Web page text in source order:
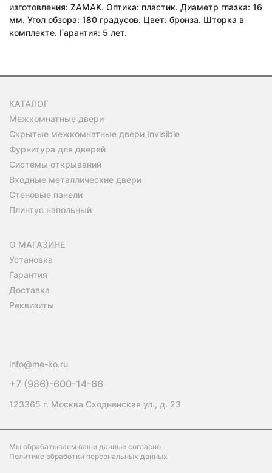
изготовления: ZAMAK. Оптика: пластик. Диаметр глазка: 16
мм. Угол обзора: 180 градусов. Цвет: бронза. Шторка в
комплекте. Гарантия: 5 лет.
КАТАЛОГ
Межкомнатные двери
Скрытые межкомнатные двери Invisible
Фурнитура для дверей
Системы открываний
Входные металлические двери
Стеновые панели
Плинтус напольный
О МАГАЗИНЕ
Установка
Гарантия
Доставка
Реквизиты
info@me-ko.ru
+7 (986)-600-14-66
123365 г. Москва Сходненская ул., д. 23
Мы обрабатываем ваши данные согласно
Политике обработки персональных данных